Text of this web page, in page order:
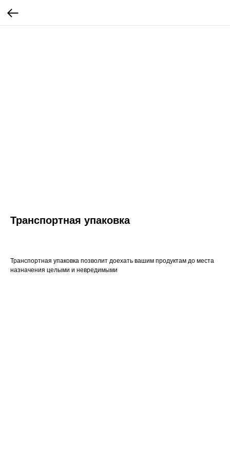
Транспортная упаковка
Транспортная упаковка позволит доехать вашим продуктам до места
назначения целыми и невредимыми